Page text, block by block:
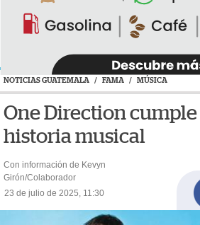
NOTICIAS GUATEMALA / FAMA / MÚSICA
One Direction cumple
historia musical
Con información de Kevyn
Girón/Colaborador
23 de julio de 2025, 11:30